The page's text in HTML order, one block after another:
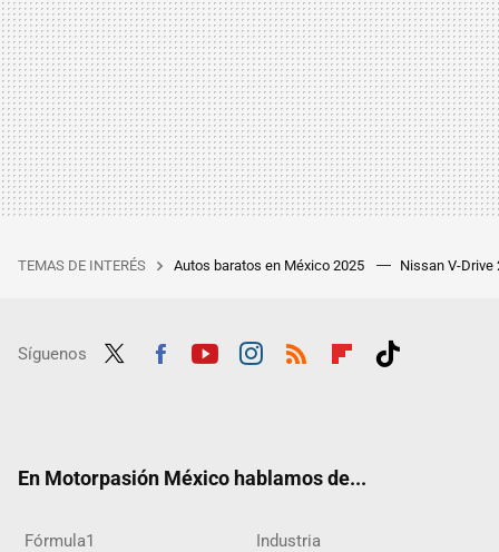
TEMAS DE INTERÉS Autos baratos en México 2025 Nissan V-Drive
Síguenos
En Motorpasión México hablamos de...
Fórmula1 Industria